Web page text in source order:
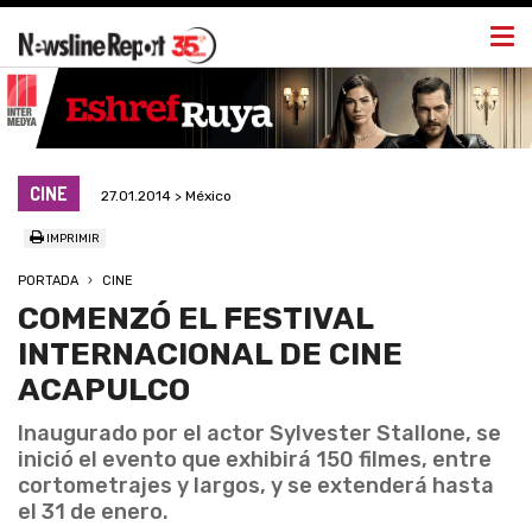
CINE 27.01.2014 > México
IMPRIMIR
PORTADA CINE
COMENZÓ EL FESTIVAL
INTERNACIONAL DE CINE
ACAPULCO
Inaugurado por el actor Sylvester Stallone, se
inició el evento que exhibirá 150 filmes, entre
cortometrajes y largos, y se extenderá hasta
el 31 de enero.